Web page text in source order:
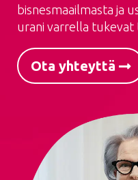
bisnesmaailmasta ja
urani varrella tukevat
Ota yhteyttä